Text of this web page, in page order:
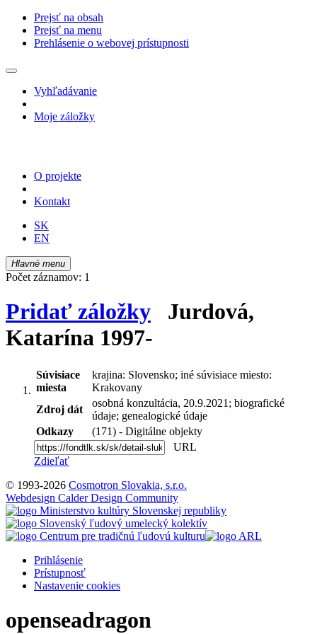
Prejsť na obsah
Prejsť na menu
Prehlásenie o webovej prístupnosti
Vyhľadávanie
Moje záložky
O projekte
Kontakt
SK
EN
Hlavné menu
Počet záznamov: 1
Pridať záložky Jurdová,
Katarína 1997-
Súvisiace
miesta
krajina: Slovensko; iné súvisiace miesto:
Krakovany
Zdroj dát
osobná konzultácia, 20.9.2021; biografické
údaje; genealogické údaje
Odkazy
(171) - Digitálne objekty
URL
Zdieľať
© 1993-2026 Cosmotron Slovakia, s.r.o.
Webdesign Calder Design Community
Prihlásenie
Prístupnosť
Nastavenie cookies
openseadragon